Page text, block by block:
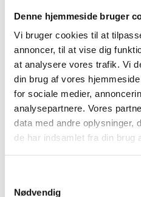
Denne hjemmeside bruger
Vi bruger cookies til at
annoncer, til at vise dig
at analysere vores trafik. Vi
din brug af vores
for sociale medier,
analysepartnere. Vores
data med andre oplysninger,
de har indsamlet fra din brug
Nødvendig
Her nogle billeder til